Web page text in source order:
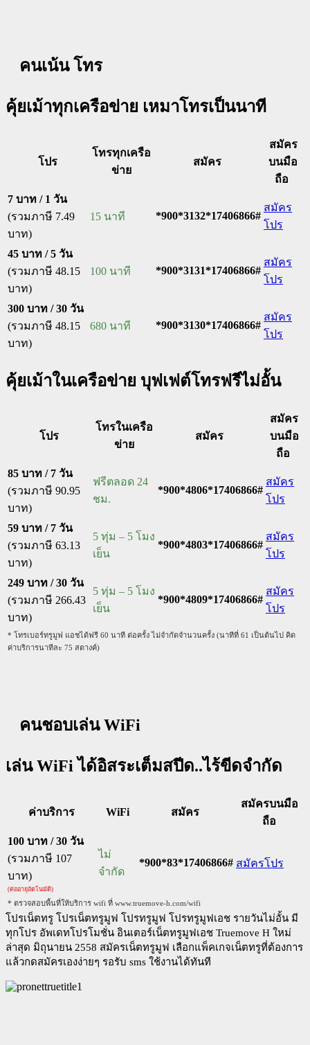
คนเน้น โทร
คุ้ยเม้าทุกเครือข่าย เหมาโทรเป็นนาที
โปร
โทรทุกเครือ
ข่าย
สมัคร
สมัคร
บนมือ
ถือ
7 บาท / 1 วัน
(รวมภาษี 7.49
บาท)
15 นาที *900*3132*17406866#
สมัคร
โปร
45 บาท / 5 วัน
(รวมภาษี 48.15
บาท)
100 นาที *900*3131*17406866#
สมัคร
โปร
300 บาท / 30 วัน
(รวมภาษี 48.15
บาท)
680 นาที *900*3130*17406866#
สมัคร
โปร
คุ้ยเม้าในเครือข่าย บุฟเฟต์โทรฟรีไม่อั้น
โปร
โทรในเครือ
ข่าย
สมัคร
สมัคร
บนมือ
ถือ
85 บาท / 7 วัน
(รวมภาษี 90.95
บาท)
ฟรีตลอด 24
ชม.
*900*4806*17406866#
สมัคร
โปร
59 บาท / 7 วัน
(รวมภาษี 63.13
บาท)
5 ทุ่ม – 5 โมง
เย็น
*900*4803*17406866#
สมัคร
โปร
249 บาท / 30 วัน
(รวมภาษี 266.43
บาท)
5 ทุ่ม – 5 โมง
เย็น
*900*4809*17406866#
สมัคร
โปร
* โทรเบอร์ทรูมูฟ แอชได้ฟรี 60 นาที ต่อครั้ง ไม่จำกัดจำนวนครั้ง (นาทีที่ 61 เป็นต้นไป คิด
ค่าบริการนาทีละ 75 สตางค์)
คนชอบเล่น WiFi
เล่น WiFi ได้อิสระเต็มสปีด..ไร้ขีดจำกัด
ค่าบริการ WiFi สมัคร
สมัครบนมือ
ถือ
100 บาท / 30 วัน
(รวมภาษี 107
บาท)
(ต่ออายุอัตโนมัติ)
ไม่
จำกัด
*900*83*17406866# สมัครโปร
* ตรวจสอบพื้นที่ให้บริการ wifi ที่ www.truemove-h.com/wifi
โปรเน็ตทรู โปรเน็ตทรูมูฟ โปรทรูมูฟ โปรทรูมูฟเอช รายวันไม่อั้น มี
ทุกโปร อัพเดทโปรโมชั่น อินเตอร์เน็ตทรูมูฟเอช Truemove H ใหม่
ล่าสุด มิถุนายน 2558 สมัครเน็ตทรูมูฟ เลือกแพ็คเกจเน็ตทรูที่ต้องการ
แล้วกดสมัครเองง่ายๆ รอรับ sms ใช้งานได้ทันที